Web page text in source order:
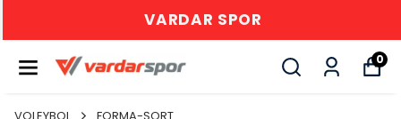
VARDAR SPOR
0